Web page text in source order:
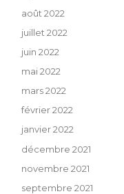
août 2022
juillet 2022
juin 2022
mai 2022
mars 2022
février 2022
janvier 2022
décembre 2021
novembre 2021
septembre 2021